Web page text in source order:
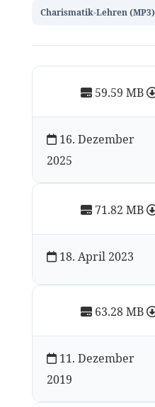
Charismatik-Lehren (MP3)
59.59 MB
16. Dezember
2025
71.82 MB
18. April 2023
63.28 MB
11. Dezember
2019